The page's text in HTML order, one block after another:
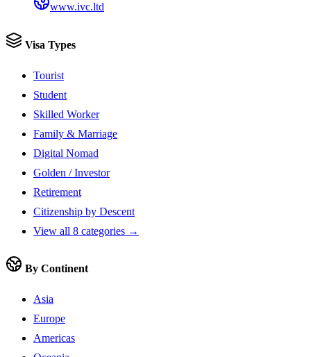
www.ivc.ltd
Visa Types
Tourist
Student
Skilled Worker
Family & Marriage
Digital Nomad
Golden / Investor
Retirement
Citizenship by Descent
View all 8 categories →
By Continent
Asia
Europe
Americas